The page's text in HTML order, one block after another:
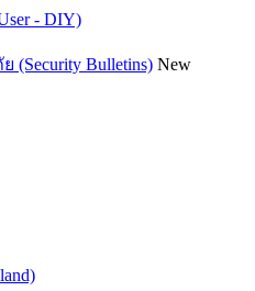
- DIY)
Bulletins) New